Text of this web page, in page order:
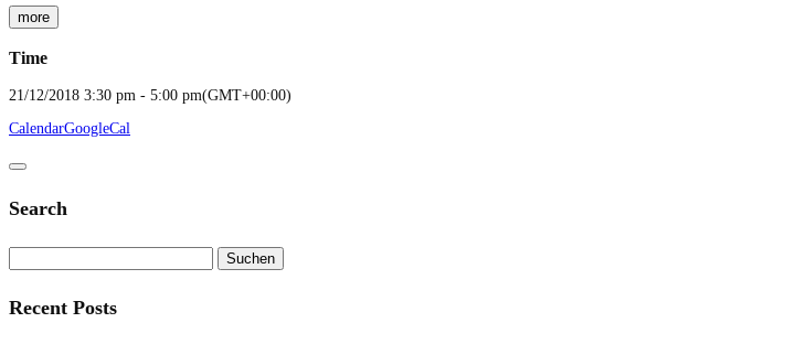
more
Time
21/12/2018 3:30 pm - 5:00 pm(GMT+00:00)
CalendarGoogleCal
Search
nach:
Recent Posts